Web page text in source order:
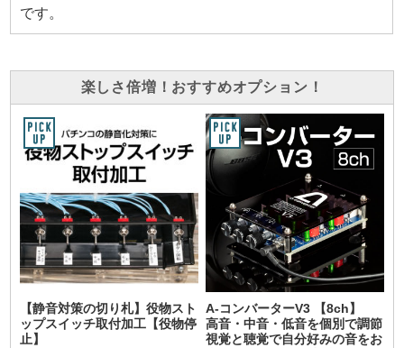
です。
楽しさ倍増！おすすめオプション！
【静音対策の切り札】役物スト
ップスイッチ取付加工【役物停
止】
A-コンバーターV3 【8ch】
高音・中音・低音を個別で調節
視覚と聴覚で自分好みの音をお